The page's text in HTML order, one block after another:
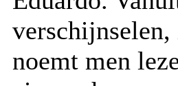
noemt men